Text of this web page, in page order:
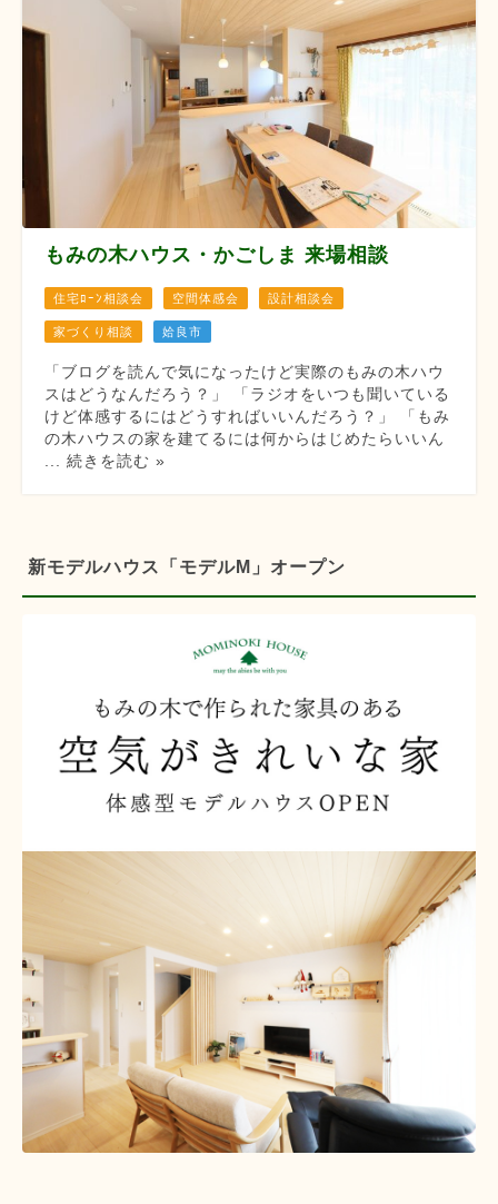
もみの木ハウス・かごしま 来場相談
住宅ﾛｰﾝ相談会 空間体感会 設計相談会
家づくり相談 姶良市
「ブログを読んで気になったけど実際のもみの木ハウ
スはどうなんだろう？」 「ラジオをいつも聞いている
けど体感するにはどうすればいいんだろう？」 「もみ
の木ハウスの家を建てるには何からはじめたらいいん
... 続きを読む »
新モデルハウス「モデルM」オープン